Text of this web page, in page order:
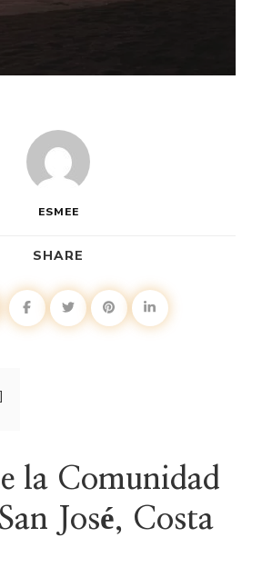
ESMEE
SHARE
la Comunidad
José, Costa